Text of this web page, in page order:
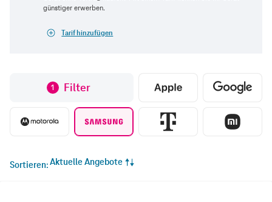
günstiger erwerben.
Tarif hinzufügen
1 Filter
Sortieren Aktuelle Angebote